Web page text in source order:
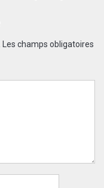
Les champs obligatoires